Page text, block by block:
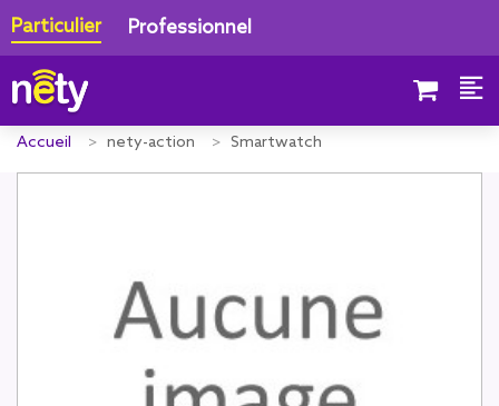
Particulier Professionnel
Accueil nety-action Smartwatch